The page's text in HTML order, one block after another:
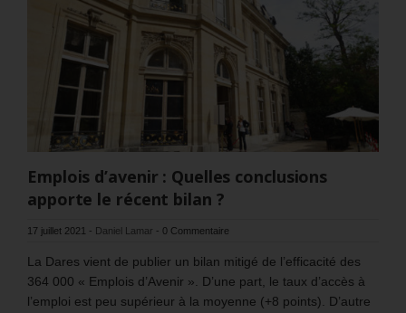
Emplois d’avenir : Quelles conclusions
apporte le récent bilan ?
17 juillet 2021 - Daniel Lamar - 0 Commentaire
La Dares vient de publier un bilan mitigé de l’efficacité des
364 000 « Emplois d’Avenir ». D’une part, le taux d’accès à
l’emploi est peu supérieur à la moyenne (+8 points). D’autre